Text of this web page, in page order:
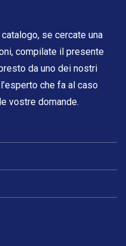
se cercate una
compilate il presente
da uno dei nostri
che fa al caso
vostre domande.